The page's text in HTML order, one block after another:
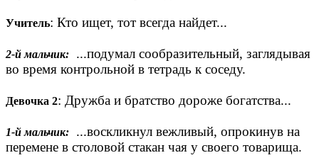
Учитель: Кто ищет, тот всегда найдет...
2-й мальчик:
...подумал сообразительный, заглядывая
во время контрольной в тетрадь к соседу.
Девочка 2: Дружба и братство дороже богатства...
1-й мальчик:
...воскликнул вежливый, опрокинув на
перемене в столовой стакан чая у своего товарища.